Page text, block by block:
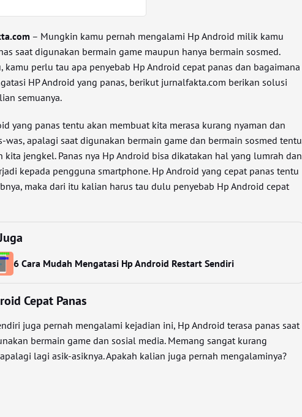
– Mungkin kamu pernah mengalami Hp Android milik kamu
saat digunakan bermain game maupun hanya bermain sosmed.
kamu perlu tau apa penyebab Hp Android cepat panas dan bagaimana
HP Android yang panas, berikut jurnalfakta.com berikan solusi
semuanya.
yang panas tentu akan membuat kita merasa kurang nyaman dan
was, apalagi saat digunakan bermain game dan bermain sosmed tentu
kita jengkel. Panas nya Hp Android bisa dikatakan hal yang lumrah dan
kepada pengguna smartphone. Hp Android yang cepat panas tentu
maka dari itu kalian harus tau dulu penyebab Hp Android cepat
6 Cara Mudah Mengatasi Hp Android Restart Sendiri
Cepat Panas
juga pernah mengalami kejadian ini, Hp Android terasa panas saat
bermain game dan sosial media. Memang sangat kurang
lagi asik-asiknya. Apakah kalian juga pernah mengalaminya?